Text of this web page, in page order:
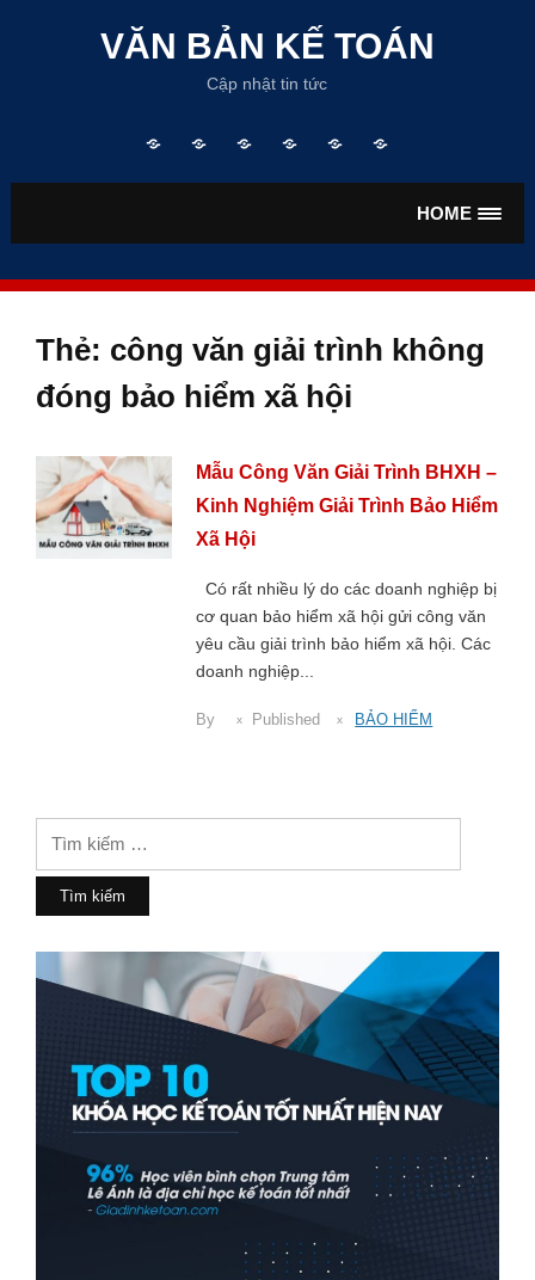
content
VĂN BẢN KẾ TOÁN
Cập nhật tin tức
chủ
VẤN
BẢN
BẢN
LƯƠNGHIỂM
HOME
Thẻ: công văn giải trình không
đóng bảo hiểm xã hội
Mẫu Công Văn Giải Trình BHXH –
Kinh Nghiệm Giải Trình Bảo Hiểm
Xã Hội
Có rất nhiều lý do các doanh nghiệp bị
cơ quan bảo hiểm xã hội gửi công văn
yêu cầu giải trình bảo hiểm xã hội. Các
doanh nghiệp...
By Published BẢO HIỂM
cho: